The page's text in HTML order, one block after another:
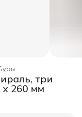
три
x 260 мм